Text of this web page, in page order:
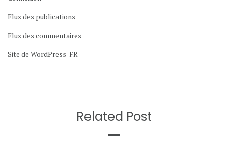
Flux des publications
Flux des commentaires
Site de WordPress-FR
Related Post